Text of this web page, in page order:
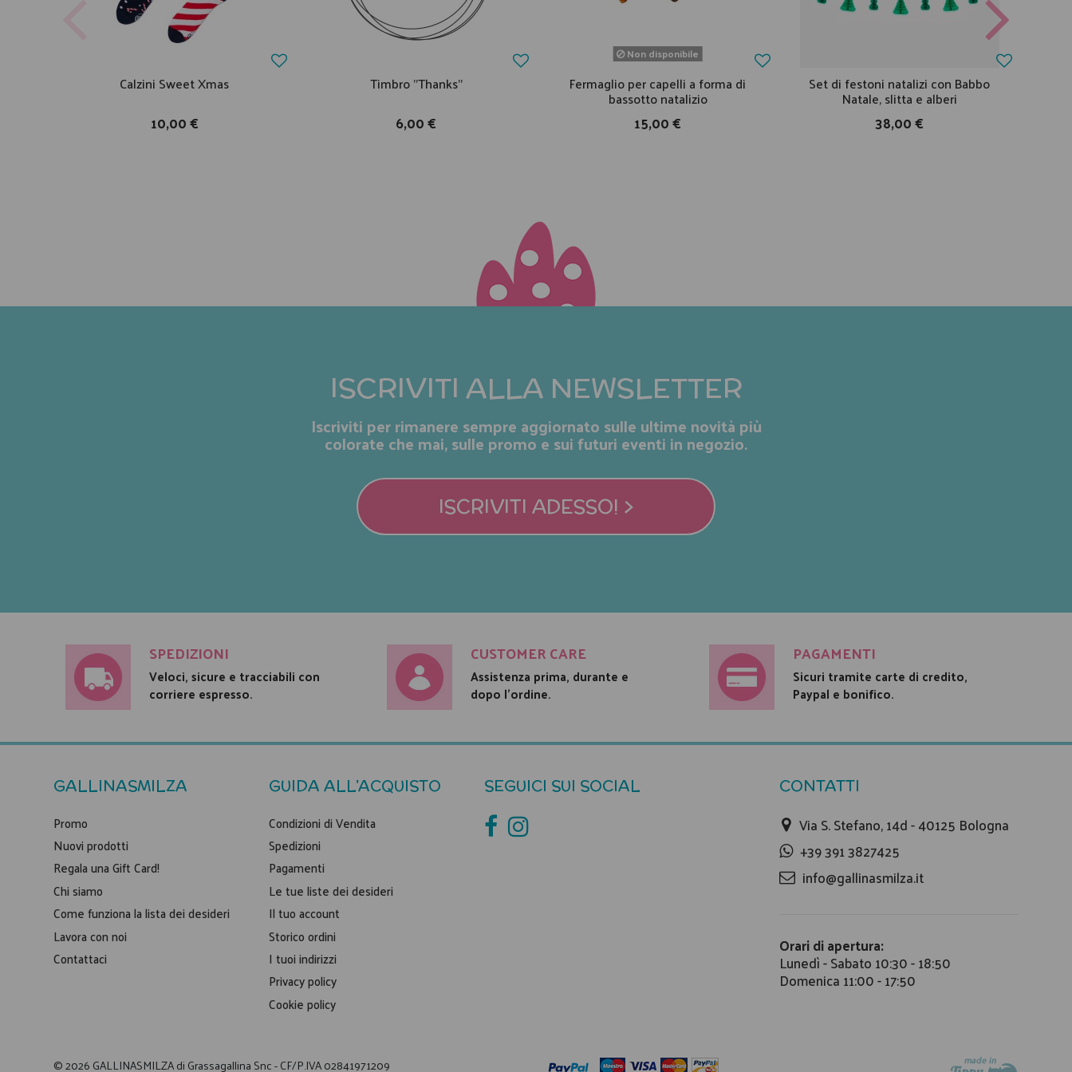
Calzini Sweet Xmas
10,00 €
Timbro "Thanks"
6,00 €
Non disponibile
Fermaglio per capelli a forma di
bassotto natalizio
15,00 €
Set di festoni natalizi con Babbo
Natale, slitta e alberi
38,00 €
ISCRIVITI ALLA NEWSLETTER
Iscriviti per rimanere sempre aggiornato sulle ultime novità più
colorate che mai, sulle promo e sui futuri eventi in negozio.
ISCRIVITI ADESSO! >
SPEDIZIONI
Veloci, sicure e tracciabili con
corriere espresso.
CUSTOMER CARE
Assistenza prima, durante e
dopo l'ordine.
PAGAMENTI
Sicuri tramite carte di credito,
Paypal e bonifico.
GALLINASMILZA
Promo
Nuovi prodotti
Regala una Gift Card!
Chi siamo
Come funziona la lista dei desideri
Lavora con noi
Contattaci
GUIDA ALL'ACQUISTO
Condizioni di Vendita
Spedizioni
Pagamenti
Le tue liste dei desideri
Il tuo account
Storico ordini
I tuoi indirizzi
Privacy policy
Cookie policy
SEGUICI SUI SOCIAL CONTATTI
Via S. Stefano, 14d - 40125 Bologna
+39 391 3827425
info@gallinasmilza.it
Orari di apertura:
Lunedì - Sabato 10:30 - 18:50
Domenica 11:00 - 17:50
© 2026 GALLINASMILZA di Grassagallina Snc - CF/P.IVA 02841971209